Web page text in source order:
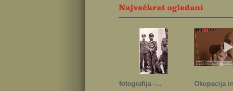
fotografija -... Okupacija